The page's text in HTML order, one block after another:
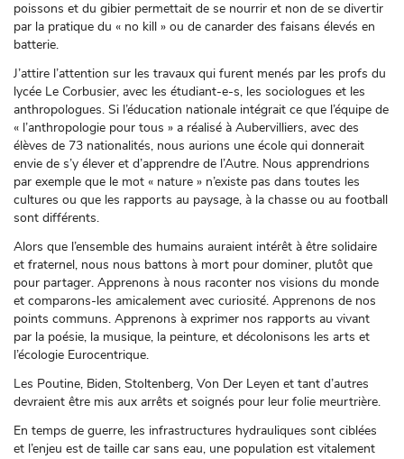
poissons et du gibier permettait de se nourrir et non de se divertir
par la pratique du « no kill » ou de canarder des faisans élevés en
batterie.
J’attire l’attention sur les travaux qui furent menés par les profs du
lycée Le Corbusier, avec les étudiant-e-s, les sociologues et les
anthropologues. Si l’éducation nationale intégrait ce que l’équipe de
« l’anthropologie pour tous » a réalisé à Aubervilliers, avec des
élèves de 73 nationalités, nous aurions une école qui donnerait
envie de s’y élever et d’apprendre de l’Autre. Nous apprendrions
par exemple que le mot « nature » n’existe pas dans toutes les
cultures ou que les rapports au paysage, à la chasse ou au football
sont différents.
Alors que l’ensemble des humains auraient intérêt à être solidaire
et fraternel, nous nous battons à mort pour dominer, plutôt que
pour partager. Apprenons à nous raconter nos visions du monde
et comparons-les amicalement avec curiosité. Apprenons de nos
points communs. Apprenons à exprimer nos rapports au vivant
par la poésie, la musique, la peinture, et décolonisons les arts et
l’écologie Eurocentrique.
Les Poutine, Biden, Stoltenberg, Von Der Leyen et tant d’autres
devraient être mis aux arrêts et soignés pour leur folie meurtrière.
En temps de guerre, les infrastructures hydrauliques sont ciblées
et l’enjeu est de taille car sans eau, une population est vitalement